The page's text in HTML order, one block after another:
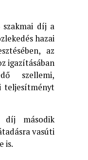
szakmai díj a
hazai
az
igazításában
szellemi,
teljesítményt
második
vasúti
is.